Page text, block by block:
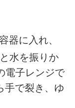
器に入れ、
水を振りか
電子レンジで
手で裂き、ゆ